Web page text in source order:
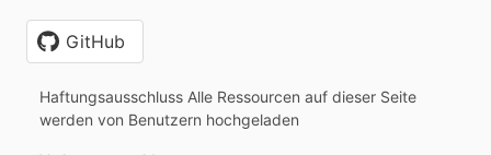
GitHub
Haftungsausschluss Alle Ressourcen auf dieser Seite
werden von Benutzern hochgeladen